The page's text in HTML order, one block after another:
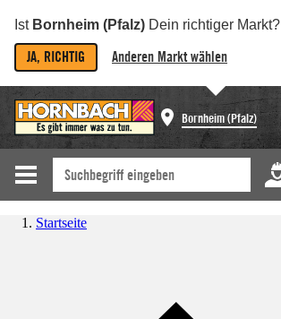
Ist Bornheim (Pfalz) Dein richtiger Markt?
JA, RICHTIG Anderen Markt wählen
Bornheim (Pfalz)
Startseite